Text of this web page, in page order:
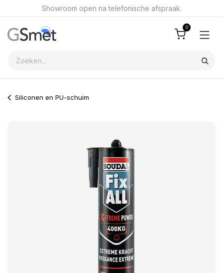
Overslaan naar inhoudShowroom open na telefonische afspraak.
0
Siliconen en PU-schuim